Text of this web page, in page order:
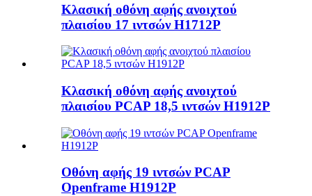
Κλασική οθόνη αφής ανοιχτού
πλαισίου 17 ιντσών H1712P
Κλασική οθόνη αφής ανοιχτού
πλαισίου PCAP 18,5 ιντσών H1912P
Οθόνη αφής 19 ιντσών PCAP
Openframe H1912P